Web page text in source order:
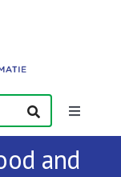
Toggle
and